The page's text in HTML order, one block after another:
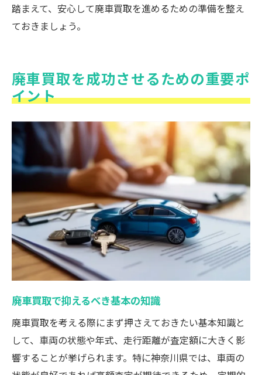
踏まえて、安心して廃車買取を進めるための準備を整え
ておきましょう。
廃車買取を成功させるための重要ポ
イント
廃車買取で抑えるべき基本の知識
廃車買取を考える際にまず押さえておきたい基本知識と
して、車両の状態や年式、走行距離が査定額に大きく影
響することが挙げられます。特に神奈川県では、車両の